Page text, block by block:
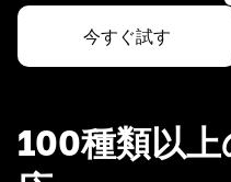
今すぐ試す
100種類以